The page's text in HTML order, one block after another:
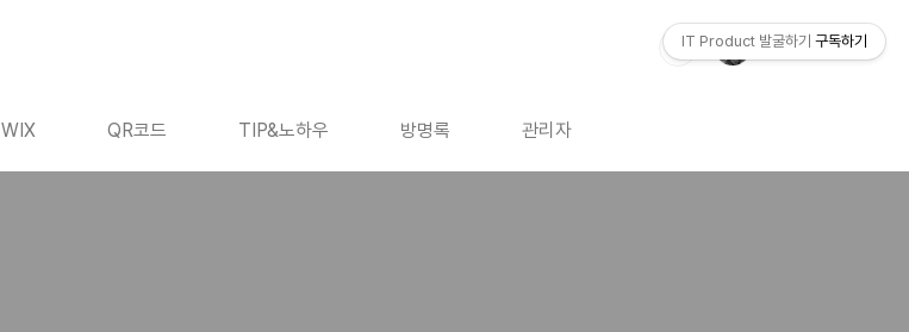
WIX QR코드 TIP&노하우 방명록 관리자
IT Product 발굴하기 구독하기